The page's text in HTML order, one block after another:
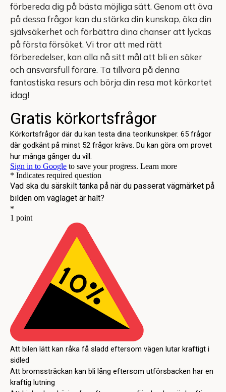
förbereda dig på bästa möjliga sätt. Genom att öva
på dessa frågor kan du stärka din kunskap, öka din
självsäkerhet och förbättra dina chanser att lyckas
på första försöket. Vi tror att med rätt
förberedelser, kan alla nå sitt mål att bli en säker
och ansvarsfull förare. Ta tillvara på denna
fantastiska resurs och börja din resa mot körkortet
idag!